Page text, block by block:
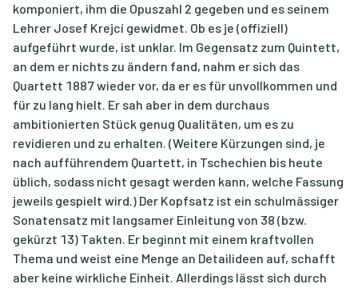
komponiert, ihm die Opuszahl 2 gegeben und es seinem
Lehrer Josef Krejcí gewidmet. Ob es je (offiziell)
aufgeführt wurde, ist unklar. Im Gegensatz zum Quintett,
an dem er nichts zu ändern fand, nahm er sich das
Quartett 1887 wieder vor, da er es für unvollkommen und
für zu lang hielt. Er sah aber in dem durchaus
ambitionierten Stück genug Qualitäten, um es zu
revidieren und zu erhalten. (Weitere Kürzungen sind, je
nach aufführendem Quartett, in Tschechien bis heute
üblich, sodass nicht gesagt werden kann, welche Fassung
jeweils gespielt wird.) Der Kopfsatz ist ein schulmässiger
Sonatensatz mit langsamer Einleitung von 38 (bzw.
gekürzt 13) Takten. Er beginnt mit einem kraftvollen
Thema und weist eine Menge an Detailideen auf, schafft
aber keine wirkliche Einheit. Allerdings lässt sich durch